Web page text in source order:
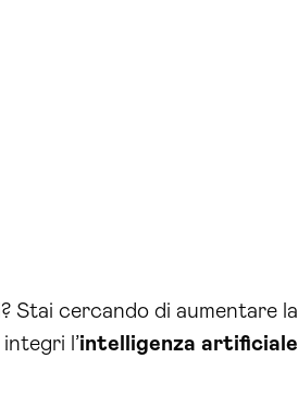
? Stai cercando di aumentare
l’intelligenza artificiale